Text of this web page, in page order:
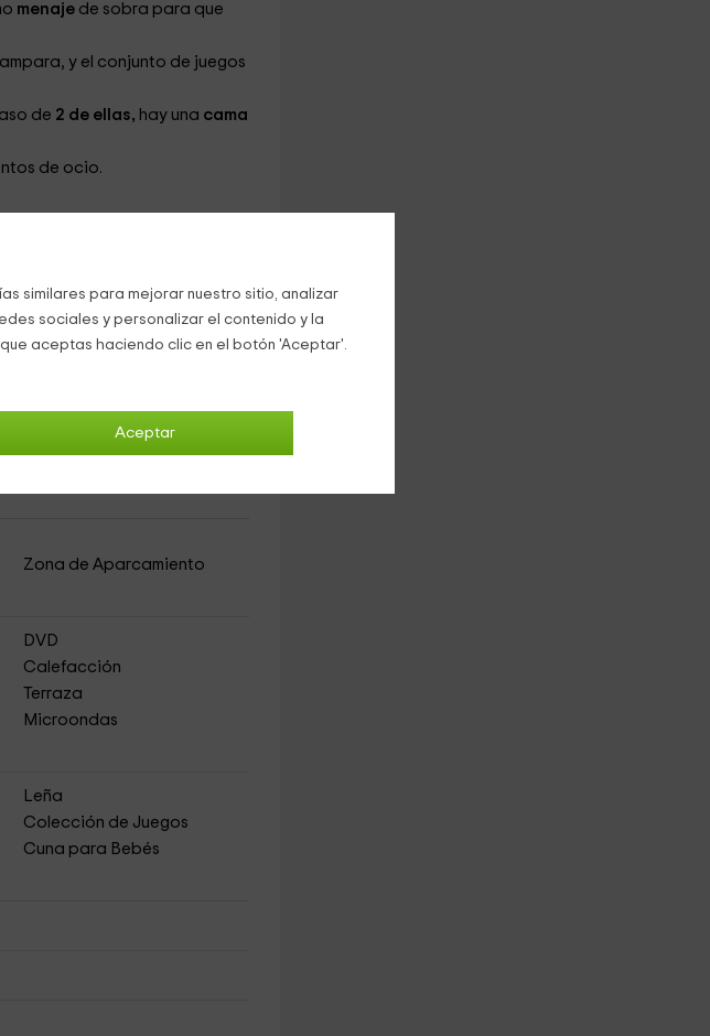
similares para mejorar nuestro sitio, analizar
sociales y personalizar el contenido y la
aceptas haciendo clic en el botón 'Aceptar'.
Aceptar
menajede sobra para que
y el conjunto de juegos
de 2 de ellas, hay una cama
de ocio.
Zona de Aparcamiento
DVD
Calefacción
Terraza
Microondas
Leña
Colección de Juegos
Cuna para Bebés